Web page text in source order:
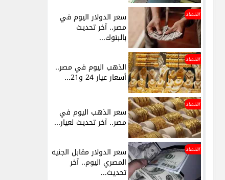
اقتصاد سعر الدولار اليوم في
مصر.. آخر تحديث
بالبنوك...
اقتصاد
الذهب اليوم في مصر..
أسعار عيار 24 و21...
اقتصاد
سعر الذهب اليوم في
مصر.. آخر تحديث لعيار...
اقتصاد سعر الدولار مقابل الجنيه
المصري اليوم.. آخر
تحديث...